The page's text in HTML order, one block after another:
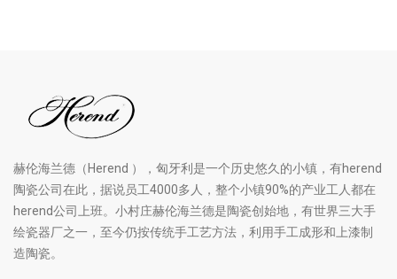
赫伦海兰德（Herend ），匈牙利是一个历史悠久的小镇，有herend
陶瓷公司在此，据说员工4000多人，整个小镇90%的产业工人都在
herend公司上班。小村庄赫伦海兰德是陶瓷创始地，有世界三大手
绘瓷器厂之一，至今仍按传统手工艺方法，利用手工成形和上漆制
造陶瓷。